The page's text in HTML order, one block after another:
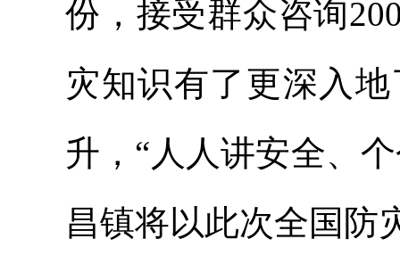
份，接受群众咨询
灾知识有了更深入
升，“人人讲安全、
昌镇将以此次全国防